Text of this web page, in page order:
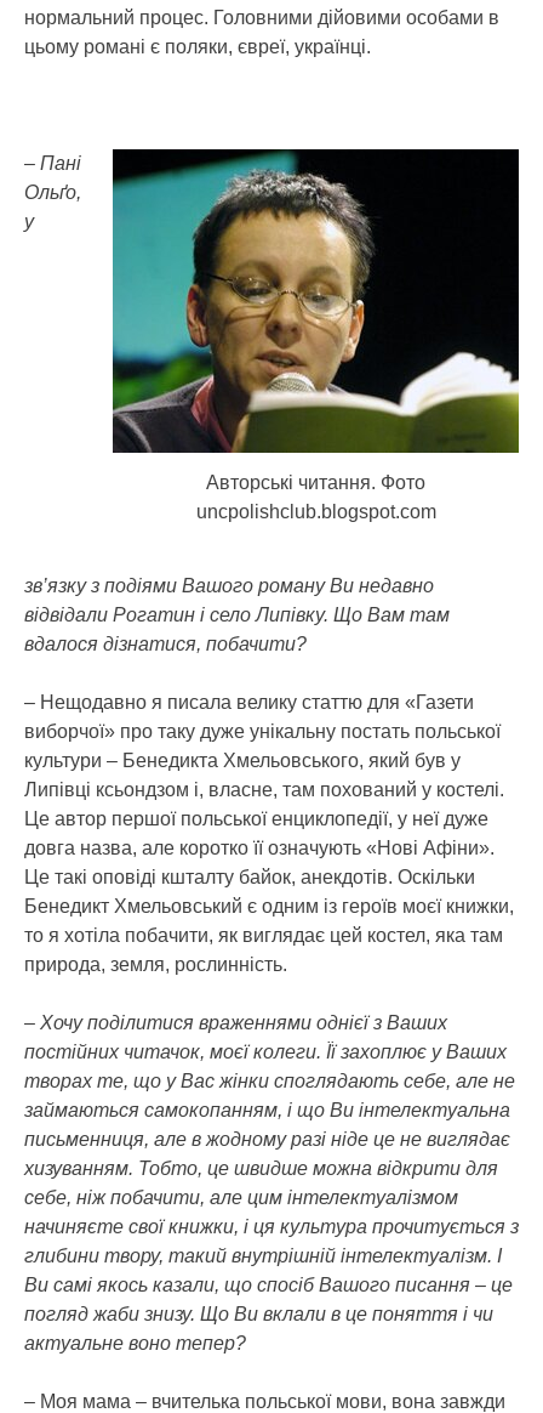
нормальний процес. Головними дійовими особами в
цьому романі є поляки, євреї, українці.
Авторські читання. Фото
uncpolishclub.blogspot.com
– Пані
Ольґо,
у
зв’язку з подіями Вашого роману Ви недавно
відвідали Рогатин і село Липівку. Що Вам там
вдалося дізнатися, побачити?
– Нещодавно я писала велику статтю для «Газети
виборчої» про таку дуже унікальну постать польської
культури – Бенедикта Хмельовського, який був у
Липівці ксьондзом і, власне, там похований у костелі.
Це автор першої польської енциклопедії, у неї дуже
довга назва, але коротко її означують «Нові Афіни».
Це такі оповіді кшталту байок, анекдотів. Оскільки
Бенедикт Хмельовський є одним із героїв моєї книжки,
то я хотіла побачити, як виглядає цей костел, яка там
природа, земля, рослинність.
– Хочу поділитися враженнями однієї з Ваших
постійних читачок, моєї колеги. Її захоплює у Ваших
творах те, що у Вас жінки споглядають себе, але не
займаються самокопанням, і що Ви інтелектуальна
письменниця, але в жодному разі ніде це не виглядає
хизуванням. Тобто, це швидше можна відкрити для
себе, ніж побачити, але цим інтелектуалізмом
начиняєте свої книжки, і ця культура прочитується з
глибини твору, такий внутрішній інтелектуалізм. І
Ви самі якось казали, що спосіб Вашого писання – це
погляд жаби знизу. Що Ви вклали в це поняття і чи
актуальне воно тепер?
– Моя мама – вчителька польської мови, вона завжди